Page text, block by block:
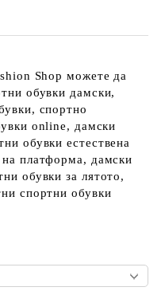
Shop можете да
обувки дамски,
спортно
online, дамски
обувки естествена
платформа, дамски
обувки за лятото,
спортни обувки